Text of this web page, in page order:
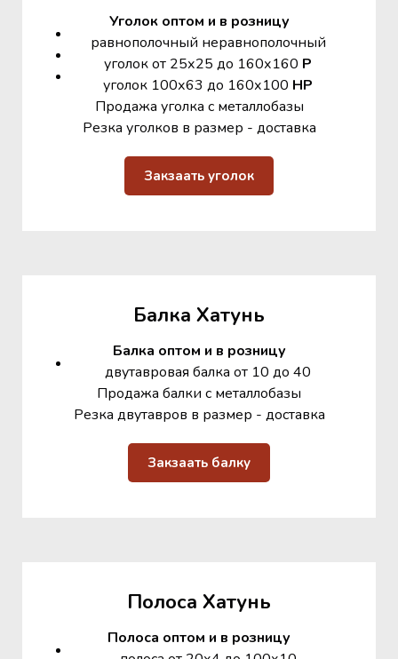
Уголок оптом и в розницу
равнополочный неравнополочный
уголок от 25х25 до 160х160 Р
уголок 100х63 до 160х100 НР
Продажа уголка с металлобазы
Резка уголков в размер - доставка
Закзаать уголок
Балка Хатунь
Балка оптом и в розницу
двутавровая балка от 10 до 40
Продажа балки с металлобазы
Резка двутавров в размер - доставка
Закзаать балку
Полоса Хатунь
Полоса оптом и в розницу